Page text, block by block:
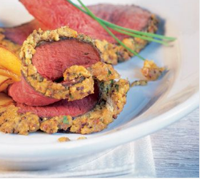
WEEKMENU'S
KOOKBOEKEN